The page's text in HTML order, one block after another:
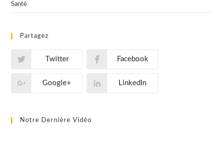
Santé
Partagez
Twitter Facebook
Google+ LinkedIn
Notre Dernière Vidéo